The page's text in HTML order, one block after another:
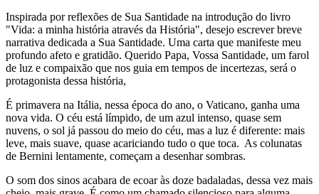
Inspirada por reflexões de Sua Santidade na introdução do livro
"Vida: a minha história através da História", desejo escrever breve
narrativa dedicada a Sua Santidade. Uma carta que manifeste meu
profundo afeto e gratidão. Querido Papa, Vossa Santidade, um farol
de luz e compaixão que nos guia em tempos de incertezas, será o
protagonista dessa história,
É primavera na Itália, nessa época do ano, o Vaticano, ganha uma
nova vida. O céu está límpido, de um azul intenso, quase sem
nuvens, o sol já passou do meio do céu, mas a luz é diferente: mais
leve, mais suave, quase acariciando tudo o que toca. As colunatas
de Bernini lentamente, começam a desenhar sombras.
O som dos sinos acabara de ecoar às doze badaladas, dessa vez mais